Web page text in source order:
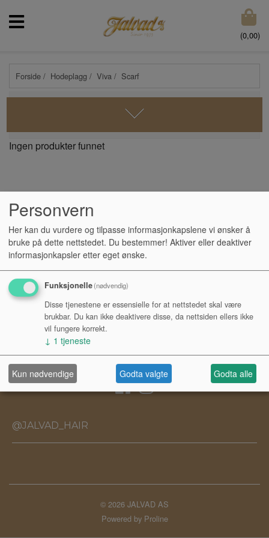
(0,00)
Forside / Hodeplagg / Viva / Scarf
Ingen produkter funnet
INFORMASJON
Frakt- og Kjøpsvilkår
MINE SIDER
Personvernerklæring
@JALVAD_HAIR
© 2026 JALVAD AS
Powered by Proline
Personvern
Her kan du vurdere og tilpasse informasjonkapslene vi ønsker å
bruke på dette nettstedet. Du bestemmer! Aktiver eller deaktiver
informasjonkapsler etter eget ønske.
Funksjonelle(nødvendig)
Disse tjenestene er essensielle for at nettstedet skal være
brukbar. Du kan ikke deaktivere disse, da nettsiden ellers ikke
vil fungere korrekt.
↓ 1 tjeneste
Kun nødvendige Godta valgte Godta alle